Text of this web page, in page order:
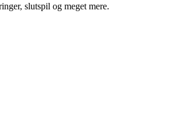
slutspil og meget mere.